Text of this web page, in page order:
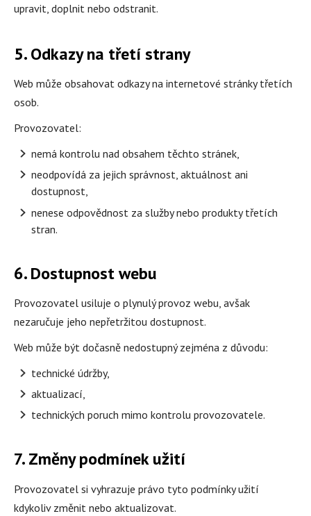
upravit, doplnit nebo odstranit.
5. Odkazy na třetí strany
Web může obsahovat odkazy na internetové stránky třetích
osob.
Provozovatel:
nemá kontrolu nad obsahem těchto stránek,
neodpovídá za jejich správnost, aktuálnost ani
dostupnost,
nenese odpovědnost za služby nebo produkty třetích
stran.
6. Dostupnost webu
Provozovatel usiluje o plynulý provoz webu, avšak
nezaručuje jeho nepřetržitou dostupnost.
Web může být dočasně nedostupný zejména z důvodu:
technické údržby,
aktualizací,
technických poruch mimo kontrolu provozovatele.
7. Změny podmínek užití
Provozovatel si vyhrazuje právo tyto podmínky užití
kdykoliv změnit nebo aktualizovat.